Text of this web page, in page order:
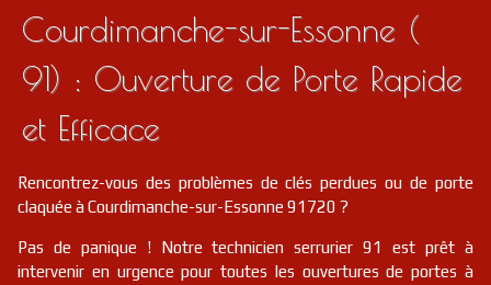
Courdimanche-sur-Essonne (
91) : Ouverture de Porte Rapide
et Efficace
Rencontrez-vous des problèmes de clés perdues ou de porte
claquée à Courdimanche-sur-Essonne 91720 ?
Pas de panique ! Notre technicien serrurier 91 est prêt à
intervenir en urgence pour toutes les ouvertures de portes à